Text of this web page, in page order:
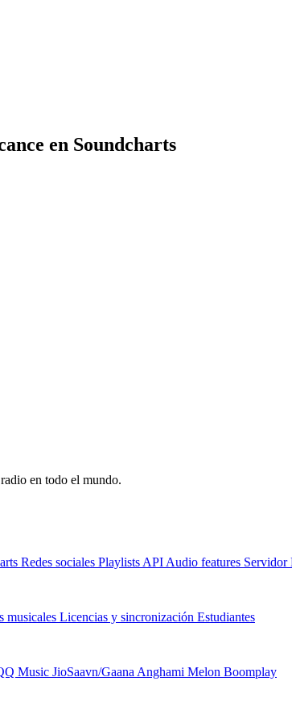
en Soundcharts
en todo el mundo.
Redes sociales Playlists API Audio features Servidor
musicales Licencias y sincronización Estudiantes
Music JioSaavn/Gaana Anghami Melon Boomplay